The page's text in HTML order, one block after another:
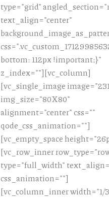
type="grid"
text_align="center"
bottom: 112px !important;}"
z_index=""][vc_column]
[vc_single_image
img_size="80X80"
alignment="center" css=""
qode_css_animation=""]
[vc_empty_space
[vc_row_inner
type="full_width"
css_animation=""]
[vc_column_inner width="1/